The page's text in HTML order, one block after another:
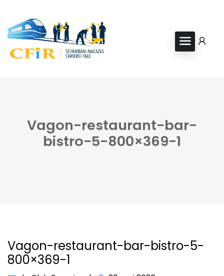
Vagon-restaurant-bar-
bistro-5-800×369-1
Vagon-restaurant-bar-bistro-5-
800×369-1